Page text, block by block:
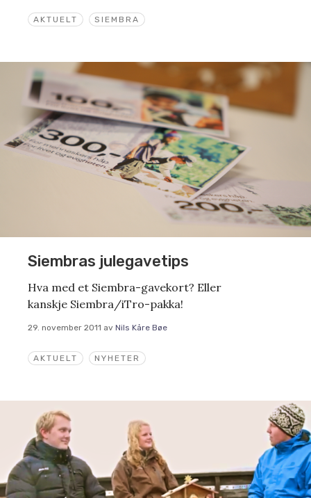
AKTUELT SIEMBRA
AKTUELT NYHETER
Siembras julegavetips
Hva med et Siembra-gavekort? Eller
kanskje Siembra/iTro-pakka!
29. november 2011 av Nils Kåre Bøe